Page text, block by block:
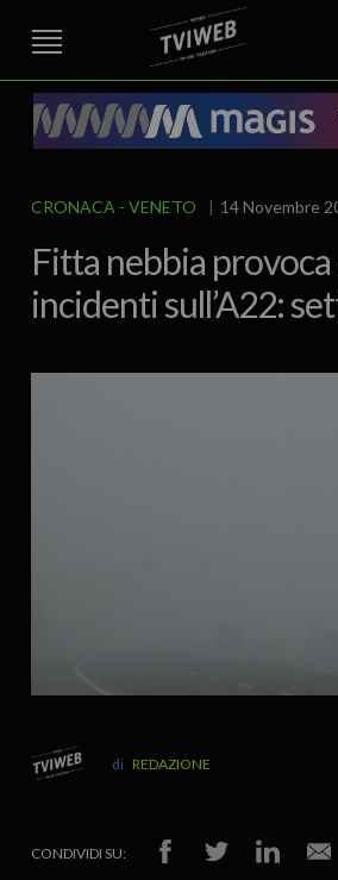
STREET TG CRONACA VENETO
AREA BERICA
ECONOMIA
EDITORIALE ITALIA E MONDO CURIOSITÀ –
SPORT
IL GRAFFIO FOOD & DRINK
CRONACA VENETO 14 Novembre
Fitta nebbia
incidenti sull’A22:
REDAZIONE
CONDIVIDI SU: